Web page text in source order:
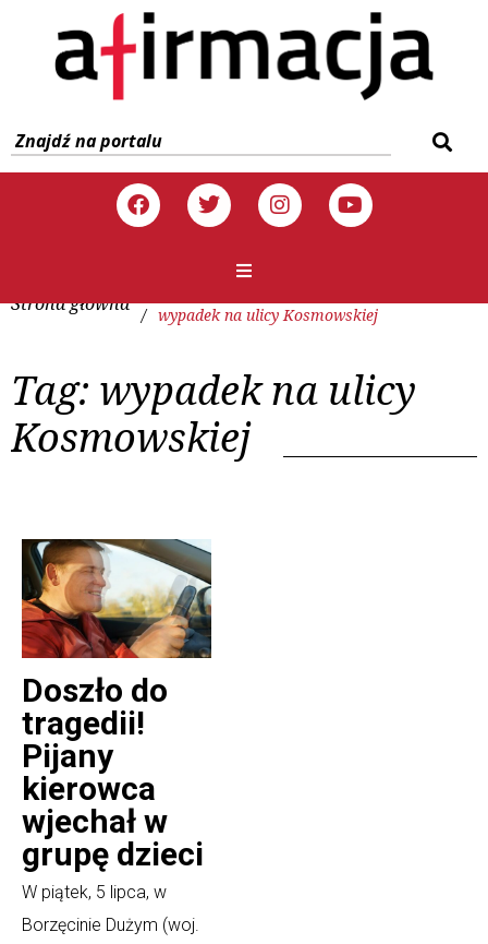
Strona główna / wypadek na ulicy Kosmowskiej
Tag: wypadek na ulicy
Kosmowskiej
Doszło do
tragedii!
Pijany
kierowca
wjechał w
grupę dzieci
W piątek, 5 lipca, w
Borzęcinie Dużym (woj.